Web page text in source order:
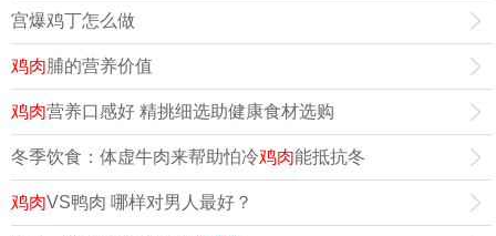
宫爆鸡丁怎么做
鸡肉脯的营养价值
鸡肉营养口感好 精挑细选助健康食材选购
冬季饮食：体虚牛肉来帮助怕冷鸡肉能抵抗冬
鸡肉VS鸭肉 哪样对男人最好？